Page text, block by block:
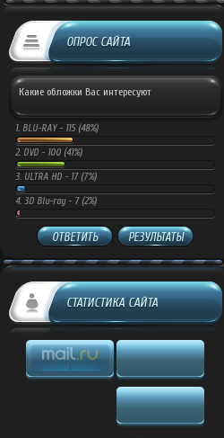
ОПРОС САЙТА
Какие обложки Вас интересуют
1. BLU-RAY - 115 (48%)
2. DVD - 100 (41%)
3. ULTRA HD - 17 (7%)
4. 3D Blu-ray - 7 (2%)
ОТВЕТИТЬ РЕЗУЛЬТАТЫ
СТАТИСТИКА САЙТА